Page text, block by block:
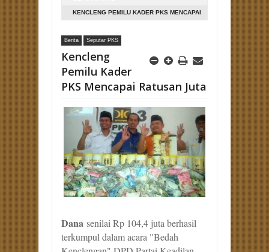
KENCLENG PEMILU KADER PKS MENCAPAI
Berita Seputar PKS
Kencleng
Pemilu Kader
PKS Mencapai Ratusan Juta
Dana senilai Rp 104,4 juta berhasil
terkumpul dalam acara "Bedah